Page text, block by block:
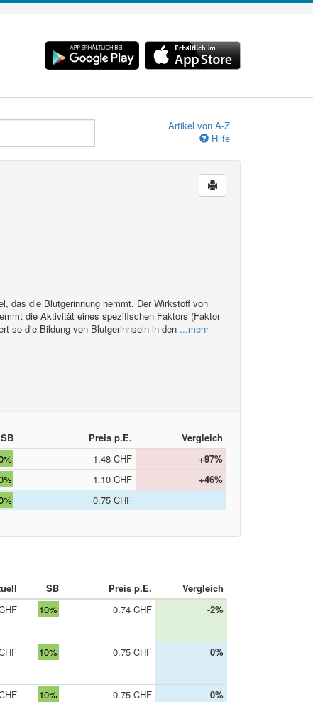
Artikel von A-Z
Hilfe
das die Blutgerinnung hemmt. Der Wirkstoff von
die Aktivität eines spezifischen Faktors (Faktor
so die Bildung von Blutgerinnseln in den ...mehr
SB Preis p.E.
Vergleich
1.48 CHF
+97%
1.10 CHF
+46%
0.75 CHF
SB Preis p.E. Vergleich
10% 0.74 CHF -2%
10% 0.75 CHF 0%
10% 0.75 CHF 0%